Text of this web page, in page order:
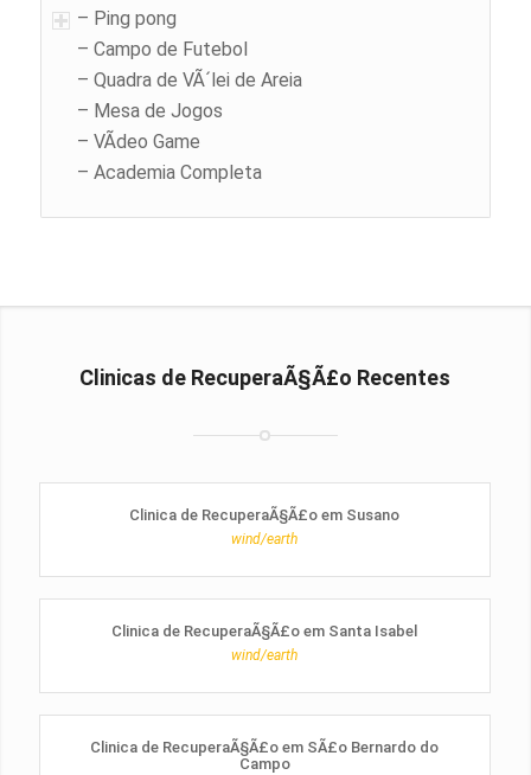
– Ping pong
– Campo de Futebol
– Quadra de VÃ´lei de Areia
– Mesa de Jogos
– VÃ­deo Game
– Academia Completa
Clinicas de RecuperaÃ§Ã£o Recentes
Clinica de RecuperaÃ§Ã£o em Susano
wind/earth
Clinica de RecuperaÃ§Ã£o em Santa Isabel
wind/earth
Clinica de RecuperaÃ§Ã£o em SÃ£o Bernardo do
Campo